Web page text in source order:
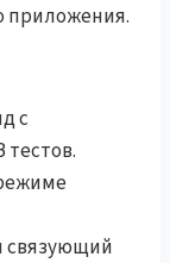
приложения.
с
связующий